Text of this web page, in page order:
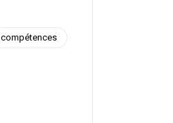
compétences